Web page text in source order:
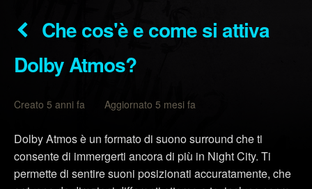
Che cos'è e come si attiva
Dolby Atmos?
Creato 5 anni fa Aggiornato 5 mesi fa
Dolby Atmos è un formato di suono surround che ti
consente di immergerti ancora di più in Night City. Ti
permette di sentire suoni posizionati accuratamente, che